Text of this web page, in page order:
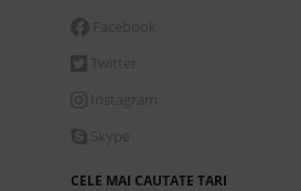
CELE MAI CAUTATE TARI